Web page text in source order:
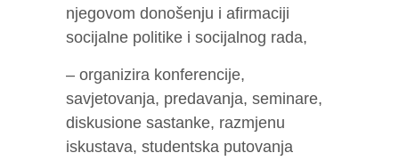
njegovom donošenju i afirmaciji
socijalne politike i socijalnog rada,
– organizira konferencije,
savjetovanja, predavanja, seminare,
diskusione sastanke, razmjenu
iskustava, studentska putovanja